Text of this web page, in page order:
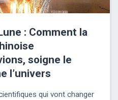
: Comment la
soigne le
l’univers
qui vont changer